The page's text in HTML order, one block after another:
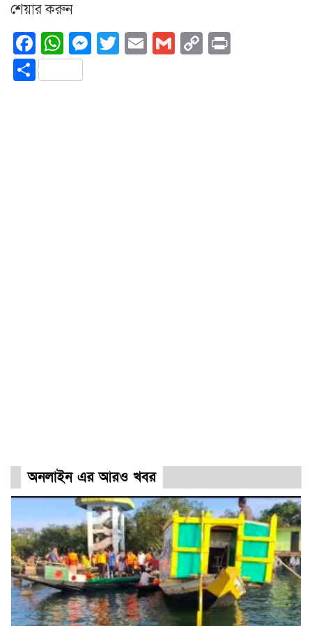
শেয়ার করুন
Facebook
WhatsApp
Messenger
Twitter
EmailGmail
Copy
Share
অনলাইন এর আরও খবর